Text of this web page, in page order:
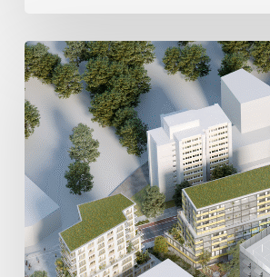
Avec
5
actes
signés
pour
créer
000
m2
de